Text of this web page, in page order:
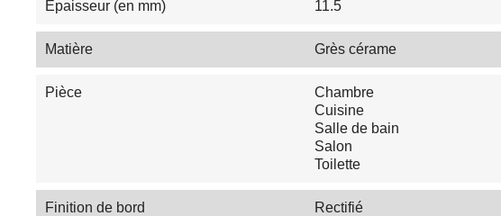
Épaisseur (en mm) 11.5
Matière Grès cérame
Pièce
Chambre
Cuisine
Salle de bain
Salon
Toilette
Finition de bord Rectifié